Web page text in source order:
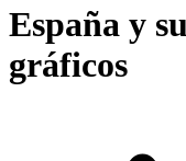
España y
gráficos